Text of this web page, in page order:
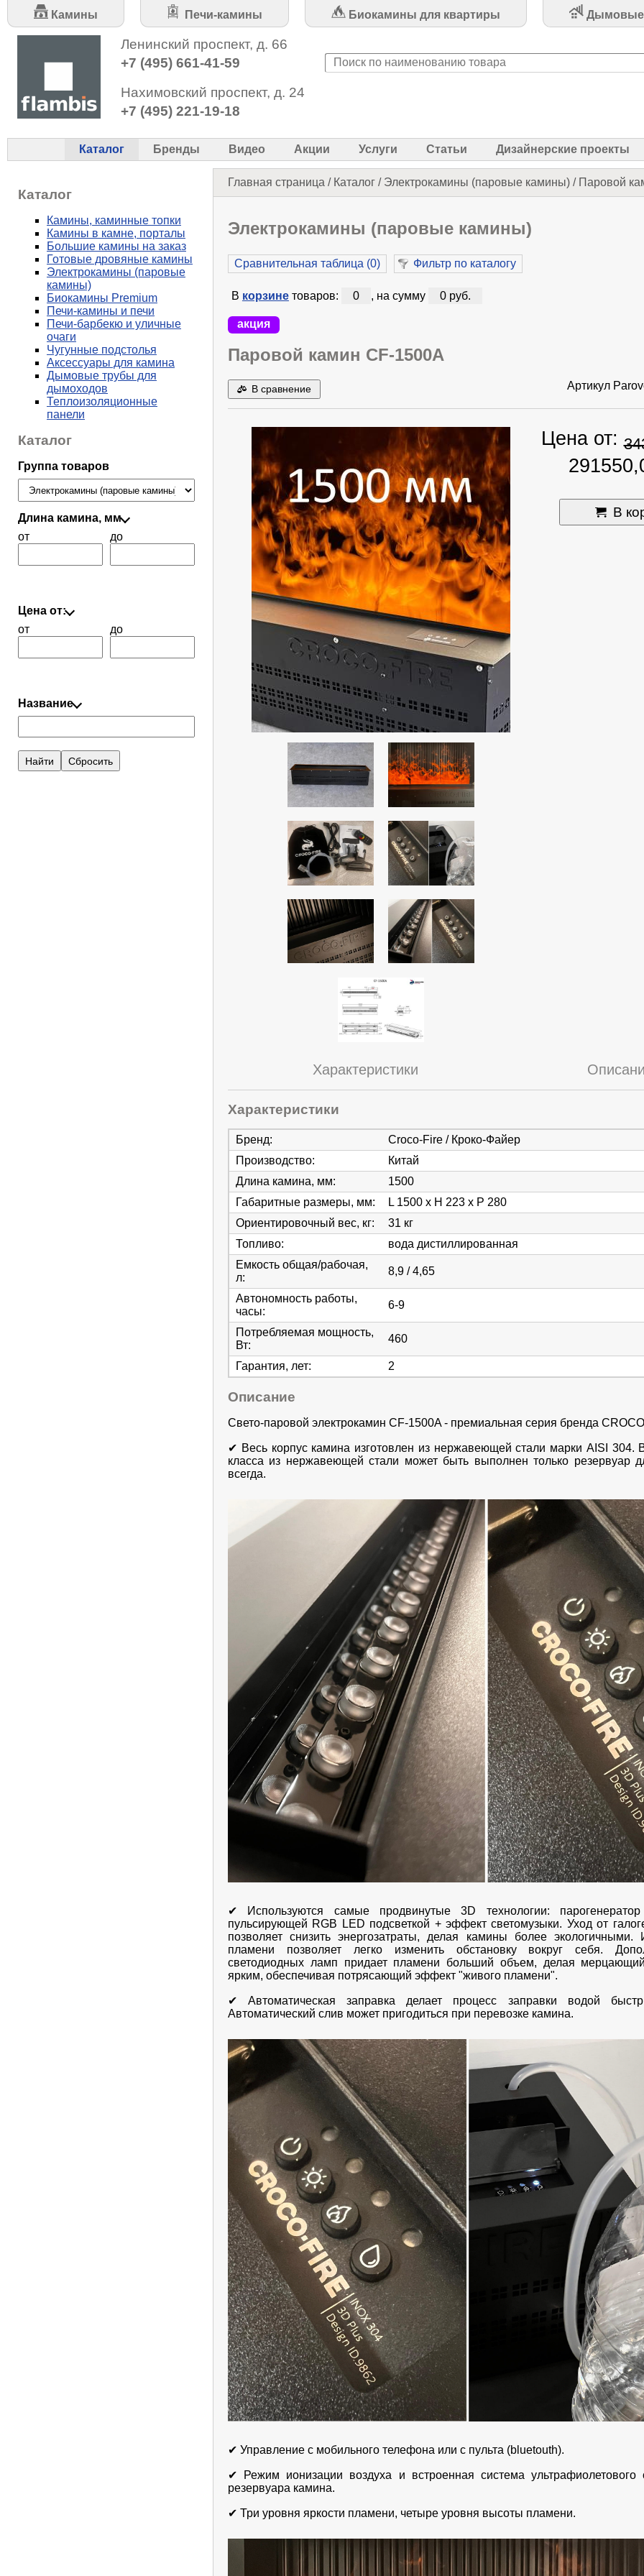
Камины Печи-камины Биокамины для квартиры Дымовые
Ленинский проспект, д. 66
+7 (495) 661-41-59
Нахимовский проспект, д. 24
+7 (495) 221-19-18
Каталог Бренды Видео Акции Услуги Статьи Дизайнерские проекты
Главная страница / Каталог / Электрокамины (паровые камины) / Паровой
Электрокамины (паровые камины)
Сравнительная таблица (0) Фильтр по каталогу
В корзинетоваров: 0 , на сумму 0 руб.
акция
Паровой камин CF-1500A
В сравнение Артикул
Цена от:
В
Характеристики
Характеристики
Бренд:
Croco-Fire / Кроко-Файер
Производство:
Китай
Длина камина, мм:
1500
Габаритные размеры, мм:
L 1500 x H 223 x P 280
Ориентировочный вес, кг:
31 кг
Топливо:
вода дистиллированная
Емкость общая/рабочая,
л:
8,9 / 4,65
Автономность работы,
часы:
6-9
Потребляемая мощность,
Вт:
460
Гарантия, лет: 2
Описание
Свето-паровой электрокамин CF-1500A - премиальная серия бренда
✔ Весь корпус камина изготовлен из нержавеющей стали марки AISI 304.
класса из нержавеющей стали может быть выполнен только резервуар
всегда.
✔ Используются самые продвинутые 3D технологии:
пульсирующей RGB LED подсветкой + эффект светомузыки. Уход от
позволяет снизить энергозатраты, делая камины более экологичными.
пламени позволяет легко изменить обстановку вокруг себя.
светодиодных ламп придает пламени больший объем, делая
ярким, обеспечивая потрясающий эффект "живого пламени".
✔ Автоматическая заправка делает процесс заправки водой
Автоматический слив может пригодиться при перевозке камина.
✔ Управление с мобильного телефона или с пульта (bluetouth).
✔ Режим ионизации воздуха и встроенная система ультрафиолетового
резервуара камина.
✔ Три уровня яркости пламени, четыре уровня высоты пламени.
Каталог
Камины, каминные топки
Камины в камне, порталы
Большие камины на заказ
Готовые дровяные камины
Электрокамины (паровые
камины)
Биокамины Premium
Печи-камины и печи
Печи-барбекю и уличные
очаги
Чугунные подстолья
Аксессуары для камина
Дымовые трубы для
дымоходов
Теплоизоляционные
панели
Каталог
Группа товаров
Длина камина, мм
от
до
Цена от:
от
до
Название